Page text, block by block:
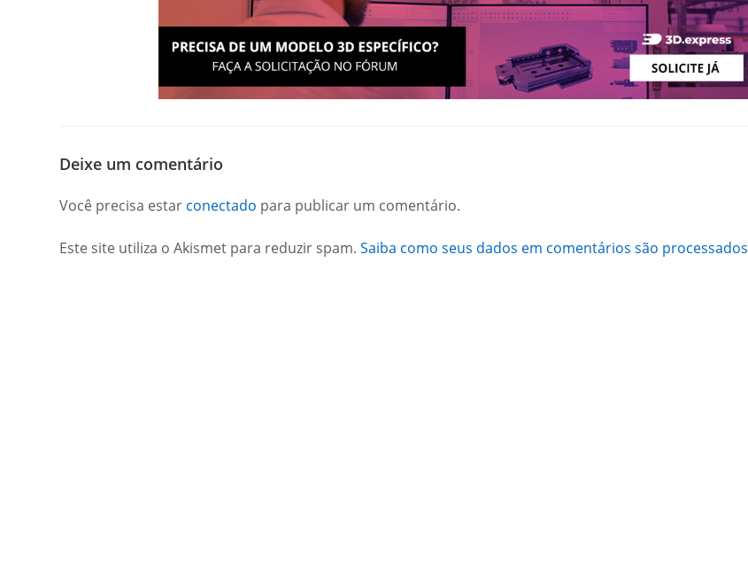
Deixe um comentário
Você precisa estar conectado para publicar um comentário.
Este site utiliza o Akismet para reduzir spam.Saiba como seus dados em comentários são processados